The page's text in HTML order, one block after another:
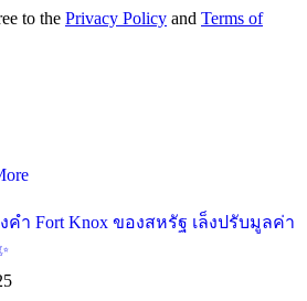
to the Privacy Policy and Terms of
คำ Fort Knox ของสหรัฐ เล็งปรับมูลค่า